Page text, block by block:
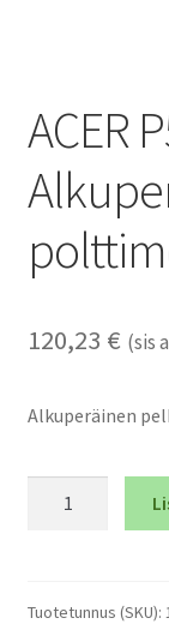
ACER
120,23 € (sis
Alkuperäinen
pelkkä
Tuotetunnus (SKU):